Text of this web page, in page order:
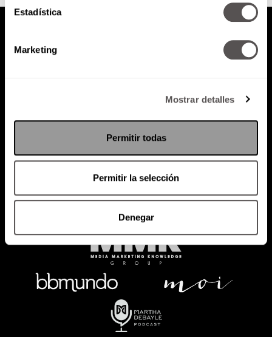
Estadística
Marketing
Mostrar detalles
Permitir todas
Permitir la selección
Denegar
Política de Privacidad
PODCAST RADIO MARTHA EVENTOS
SACA TU ID